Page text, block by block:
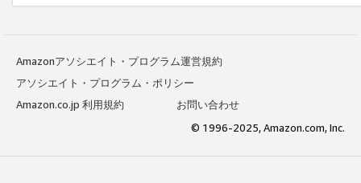
Amazonアソシエイト・プログラム運営規約
アソシエイト・プログラム・ポリシー
Amazon.co.jp 利用規約
お問い合わせ
© 1996-2025, Amazon.com, Inc.